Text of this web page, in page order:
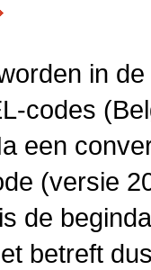
in
codes
een
(versie
de
betreft